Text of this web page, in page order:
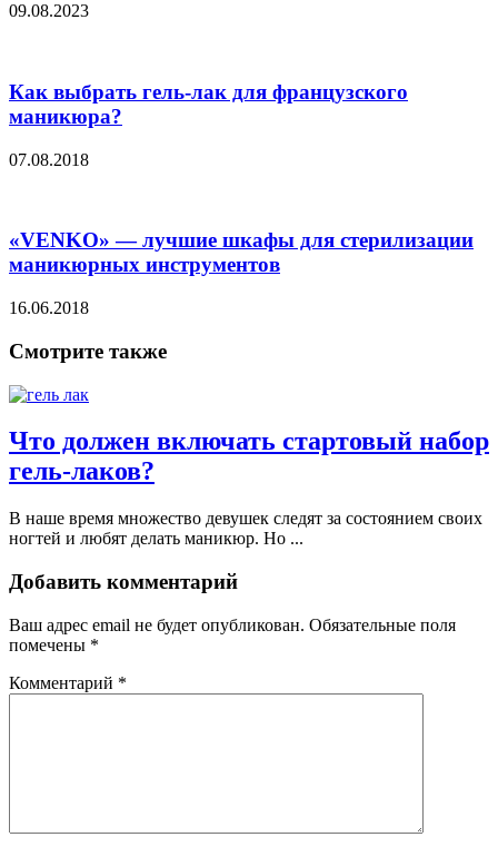
09.08.2023
Как выбрать гель-лак для французского
маникюра?
07.08.2018
«VENKO» — лучшие шкафы для стерилизации
маникюрных инструментов
16.06.2018
Смотрите также
Что должен включать стартовый набор
гель-лаков?
В наше время множество девушек следят за состоянием своих
ногтей и любят делать маникюр. Но ...
Добавить комментарий
Ваш адрес email не будет опубликован. Обязательные поля
помечены *
Комментарий *